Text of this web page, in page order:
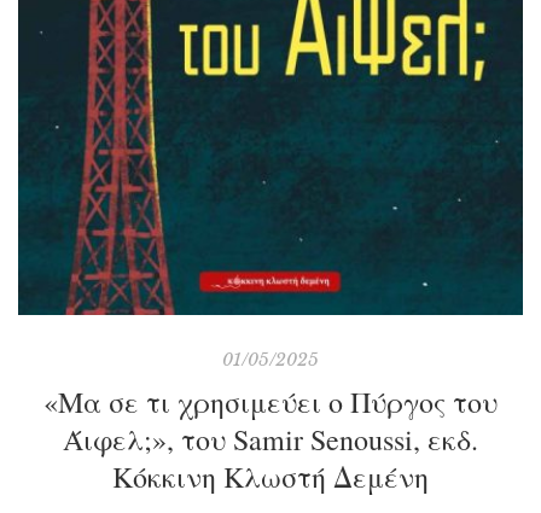
01/05/2025
«Μα σε τι χρησιμεύει ο Πύργος του
Άιφελ;», του Samir Senoussi, εκδ.
Κόκκινη Κλωστή Δεμένη